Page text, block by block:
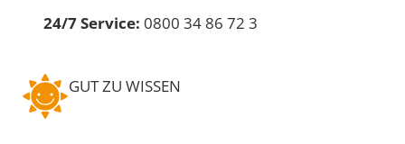
24/7 Service: 0800 34 86 72 3
GUT ZU WISSEN